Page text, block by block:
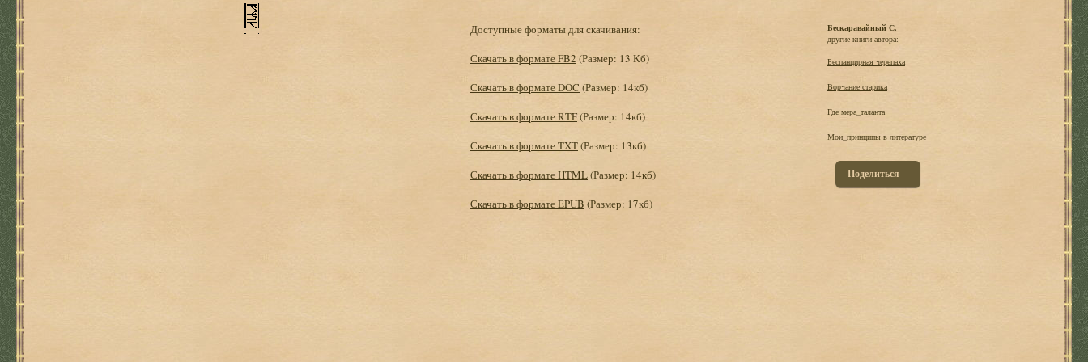
Доступные форматы для скачивания:
Скачать в формате FB2 (Размер: 13 Кб)
Скачать в формате DOC (Размер: 14кб)
Скачать в формате RTF(Размер: 14кб)
Скачать в формате TXT(Размер: 13кб)
Скачать в формате HTML(Размер: 14кб)
Скачать в формате EPUB (Размер: 17кб)
Бескаравайный С.
другие книги автора:
Беспанцирная черепаха
Ворчание старика
Где мера_таланта
Мои_принципы в литературе
Поделиться